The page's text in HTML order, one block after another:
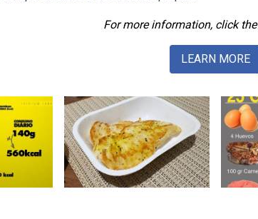
For more information, click
LEARN MORE